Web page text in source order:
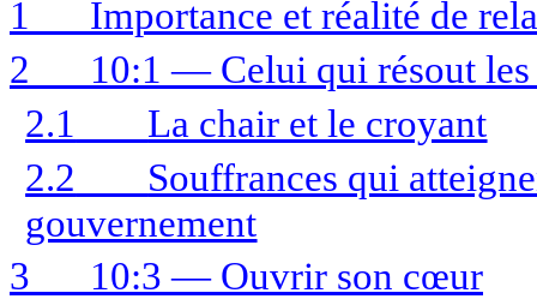
1
Importance et réalité de
2
10:1 — Celui qui résout
2.1
La chair et le croyant
2.2
Souffrances qui
gouvernement
3
10:3 — Ouvrir son cœur